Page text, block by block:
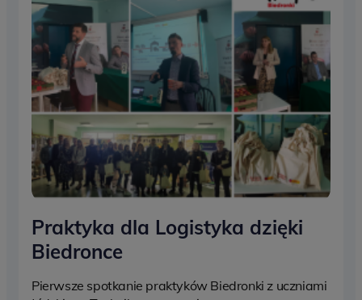
Praktyka dla Logistyka dzięki
Biedronce
Pierwsze spotkanie praktyków Biedronki z uczniami